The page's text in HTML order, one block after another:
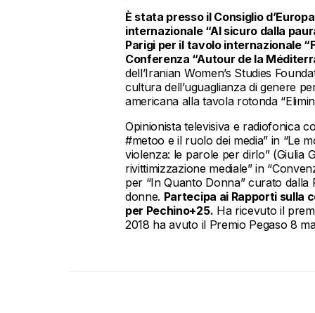
È stata presso il Consiglio
internazionale “Al sicuro dalla
Parigi per il tavolo internazionale
Conferenza “Autour de la
dell’Iranian Women’s Studies
cultura dell’uguaglianza di genere
americana alla tavola rotonda
Opinionista televisiva e radiofonica
#metoo e il ruolo dei media” in “Le
violenza: le parole per dirlo” (Giulia
rivittimizzazione mediale” in
per “In Quanto Donna” curato
donne. Partecipa ai Rapporti sulla
per Pechino+25. Ha ricevuto il
2018 ha avuto il Premio Pegaso 8